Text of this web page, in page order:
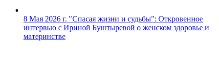
8 Мая 2026 г. "Спасая жизни и судьбы": Откровенное
интервью с Ириной Буштыревой о женском здоровье и
материнстве